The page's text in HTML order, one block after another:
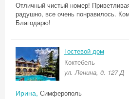
Отличный чистый номер!
радушно, все очень понравилось.
Благодарю!
Гостевой дом
Коктебель
ул. Ленина, д. 127 Д
Ирина, Симферополь